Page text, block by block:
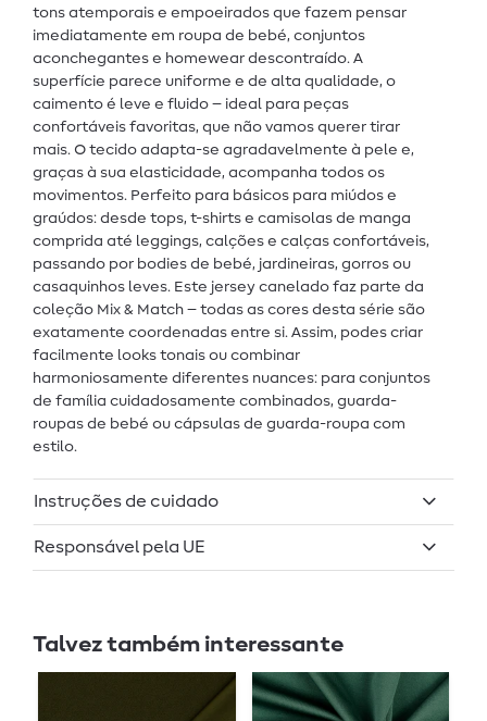
tons atemporais e empoeirados que fazem pensar
imediatamente em roupa de bebé, conjuntos
aconchegantes e homewear descontraído. A
superfície parece uniforme e de alta qualidade, o
caimento é leve e fluido – ideal para peças
confortáveis favoritas, que não vamos querer tirar
mais. O tecido adapta-se agradavelmente à pele e,
graças à sua elasticidade, acompanha todos os
movimentos. Perfeito para básicos para miúdos e
graúdos: desde tops, t-shirts e camisolas de manga
comprida até leggings, calções e calças confortáveis,
passando por bodies de bebé, jardineiras, gorros ou
casaquinhos leves. Este jersey canelado faz parte da
coleção Mix & Match – todas as cores desta série são
exatamente coordenadas entre si. Assim, podes criar
facilmente looks tonais ou combinar
harmoniosamente diferentes nuances: para conjuntos
de família cuidadosamente combinados, guarda-
roupas de bebé ou cápsulas de guarda-roupa com
estilo.
Instruções de cuidado
Responsável pela UE
Talvez também interessante